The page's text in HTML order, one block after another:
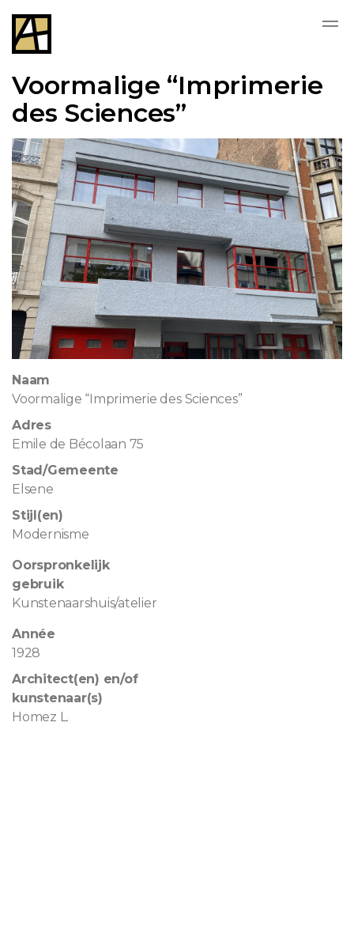
Voormalige “Imprimerie
des Sciences”
Naam
Voormalige “Imprimerie des Sciences”
Adres
Emile de Bécolaan 75
Stad/Gemeente
Elsene
Stijl(en)
Modernisme
Oorspronkelijk
gebruik
Kunstenaarshuis/atelier
Année
1928
Architect(en) en/of
kunstenaar(s)
Homez L.